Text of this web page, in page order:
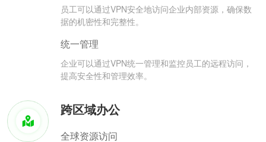
员工可以通过VPN安全地访问企业内部资源，确保数
据的机密性和完整性。
统一管理
企业可以通过VPN统一管理和监控员工的远程访问，
提高安全性和管理效率。
跨区域办公
全球资源访问